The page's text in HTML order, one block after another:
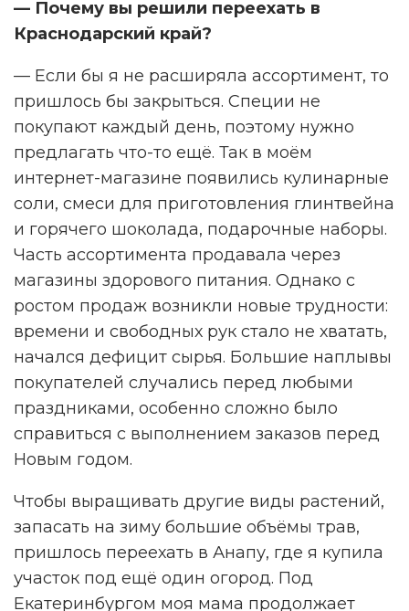
— Почему вы решили переехать в
Краснодарский край?
— Если бы я не расширяла ассортимент, то
пришлось бы закрыться. Специи не
покупают каждый день, поэтому нужно
предлагать что-то ещё. Так в моём
интернет-магазине появились кулинарные
соли, смеси для приготовления глинтвейна
и горячего шоколада, подарочные наборы.
Часть ассортимента продавала через
магазины здорового питания. Однако с
ростом продаж возникли новые трудности:
времени и свободных рук стало не хватать,
начался дефицит сырья. Большие наплывы
покупателей случались перед любыми
праздниками, особенно сложно было
справиться с выполнением заказов перед
Новым годом.
Чтобы выращивать другие виды растений,
запасать на зиму большие объёмы трав,
пришлось переехать в Анапу, где я купила
участок под ещё один огород. Под
Екатеринбургом моя мама продолжает